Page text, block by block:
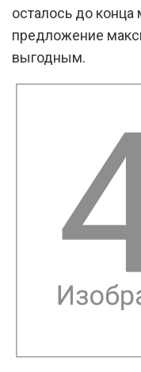
осталось до конца
предложение
выгодным.